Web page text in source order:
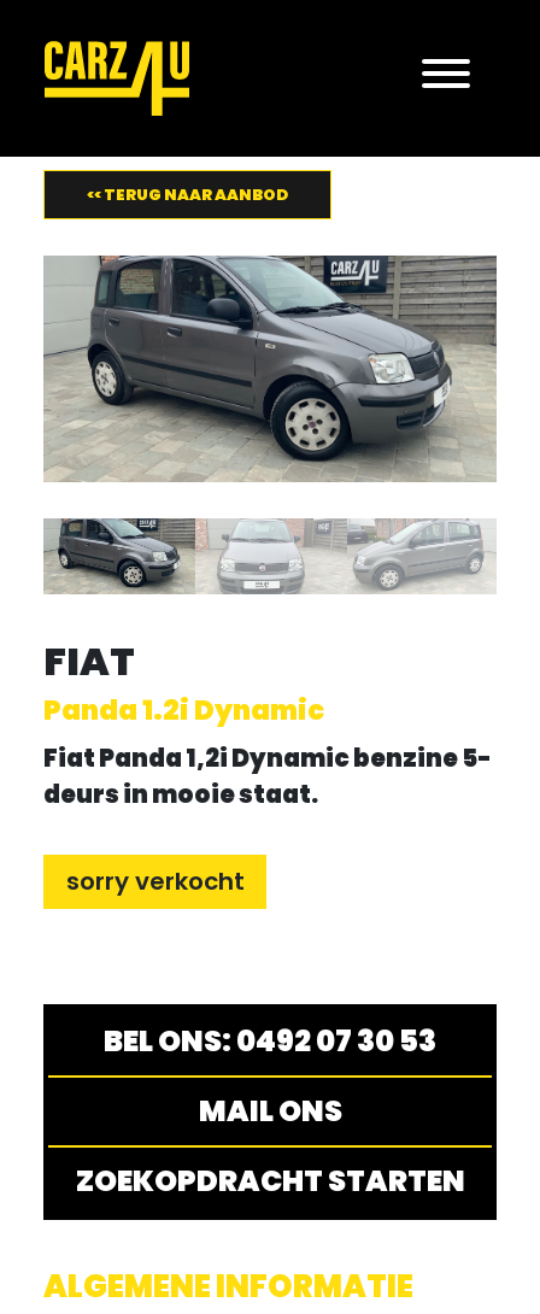
<< TERUG NAAR AANBOD
FIAT
Panda 1.2i Dynamic
Fiat Panda 1,2i Dynamic benzine 5-
deurs in mooie staat.
sorry verkocht
BEL ONS: 0492 07 30 53
MAIL ONS
ZOEKOPDRACHT STARTEN
ALGEMENE INFORMATIE